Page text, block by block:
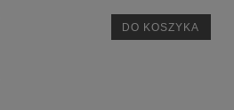
DO KOSZYKA